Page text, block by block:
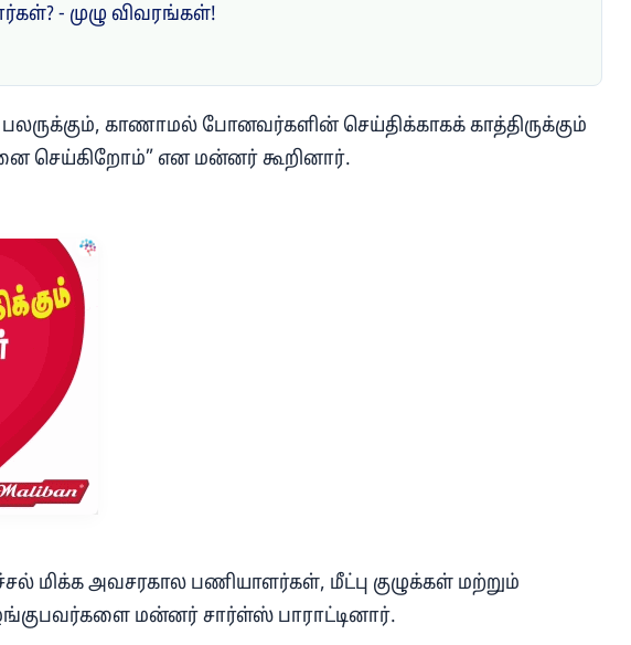
- முழு விவரங்கள்!
காணாமல் போனவர்களின் செய்திக்காகக் காத்திருக்கும்
செய்கிறோம்” என மன்னர் கூறினார்.
மிக்க அவசரகால பணியாளர்கள், மீட்பு குழுக்கள் மற்றும்
மன்னர் சார்ள்ஸ் பாராட்டினார்.